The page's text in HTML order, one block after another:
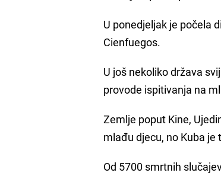
U ponedjeljak je počela
Cienfuegos.
U još nekoliko država
provode ispitivanja na
Zemlje poput Kine,
mlađu djecu, no Kuba je
Od 5700 smrtnih